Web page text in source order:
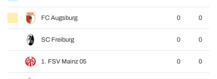
FC Augsburg 0 0
SC Freiburg 0 0
1. FSV Mainz 05 0 0